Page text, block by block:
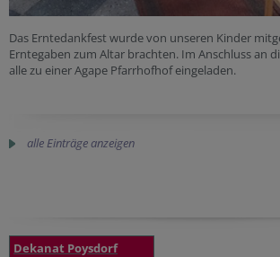
Das Erntedankfest wurde von unseren Kinder
Erntegaben zum Altar brachten. Im Anschluss an
alle zu einer Agape Pfarrhofhof eingeladen.
alle Einträge anzeigen
Dekanat Poysdorf